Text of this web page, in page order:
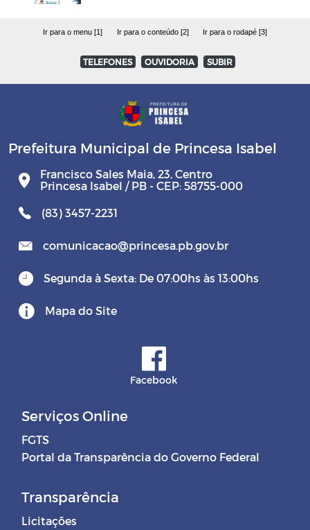
Ir para o menu [1] Ir para o conteúdo [2] Ir para o rodapé [3]
TELEFONES OUVIDORIA SUBIR
Prefeitura Municipal de Princesa Isabel
Francisco Sales Maia, 23, Centro
Princesa Isabel / PB - CEP: 58755-000
(83) 3457-2231
comunicacao@princesa.pb.gov.br
Segunda à Sexta: De 07:00hs às 13:00hs
Mapa do Site
Facebook
Serviços Online
FGTS
Portal da Transparência do Governo Federal
Transparência
Licitações